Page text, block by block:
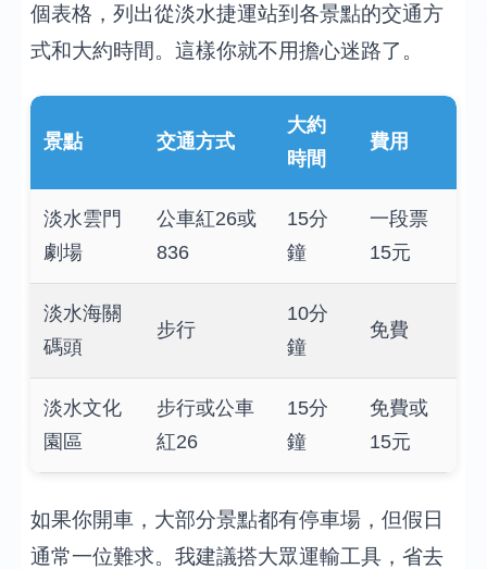
個表格，列出從淡水捷運站到各景點的交通方
式和大約時間。這樣你就不用擔心迷路了。
景點 交通方式
大約
時間
費用
淡水雲門
劇場
公車紅26或
836
15分
鐘
一段票
15元
淡水海關
碼頭
步行
10分
鐘
免費
淡水文化
園區
步行或公車
紅26
15分
鐘
免費或
15元
如果你開車，大部分景點都有停車場，但假日
通常一位難求。我建議搭大眾運輸工具，省去